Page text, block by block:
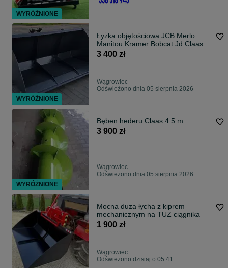
Łyżka objętościowa JCB Merlo
Manitou Kramer Bobcat Jd Claas
3 400 zł
Wągrowiec
Odświeżono dnia 05 sierpnia 2026
Bęben hederu Claas 4.5 m
3 900 zł
Wągrowiec
Odświeżono dnia 05 sierpnia 2026
Mocna duza łycha z kiprem
mechanicznym na TUZ ciągnika
1 900 zł
Wągrowiec
Odświeżono dzisiaj o 05:41
WYRÓŻNIONE
WYRÓŻNIONE
WYRÓŻNIONE